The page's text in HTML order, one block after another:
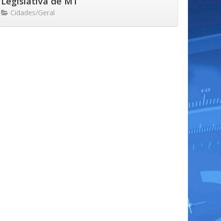
Cidades/Geral